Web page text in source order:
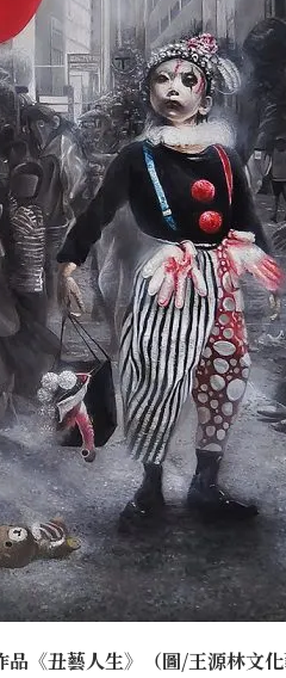
品《丑藝人生》（圖/王源林文